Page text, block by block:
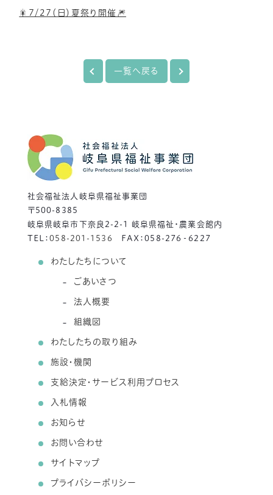
🎇7/27（日）夏祭り開催🎆
一覧へ戻る
社会福祉法人岐阜県福祉事業団
〒500-8385
岐阜県岐阜市下奈良2-2-1 岐阜県福祉・農業会館内
TEL：058-201-1536 FAX：058-276‐6227
わたしたちについて
ごあいさつ
法人概要
組織図
わたしたちの取り組み
施設・機関
支給決定・サービス利用プロセス
入札情報
お知らせ
お問い合わせ
サイトマップ
プライバシーポリシー